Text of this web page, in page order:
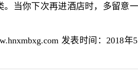
当你下次再进酒店时，多留意
发表时间：2018年5